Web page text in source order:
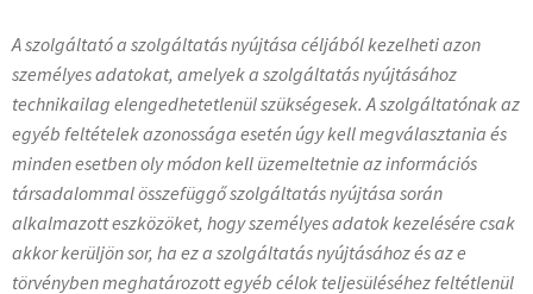
A szolgáltató a szolgáltatás nyújtása céljából kezelheti azon
személyes adatokat, amelyek a szolgáltatás nyújtásához
technikailag elengedhetetlenül szükségesek. A szolgáltatónak az
egyéb feltételek azonossága esetén úgy kell megválasztania és
minden esetben oly módon kell üzemeltetnie az információs
társadalommal összefüggő szolgáltatás nyújtása során
alkalmazott eszközöket, hogy személyes adatok kezelésére csak
akkor kerüljön sor, ha ez a szolgáltatás nyújtásához és az e
törvényben meghatározott egyéb célok teljesüléséhez feltétlenül